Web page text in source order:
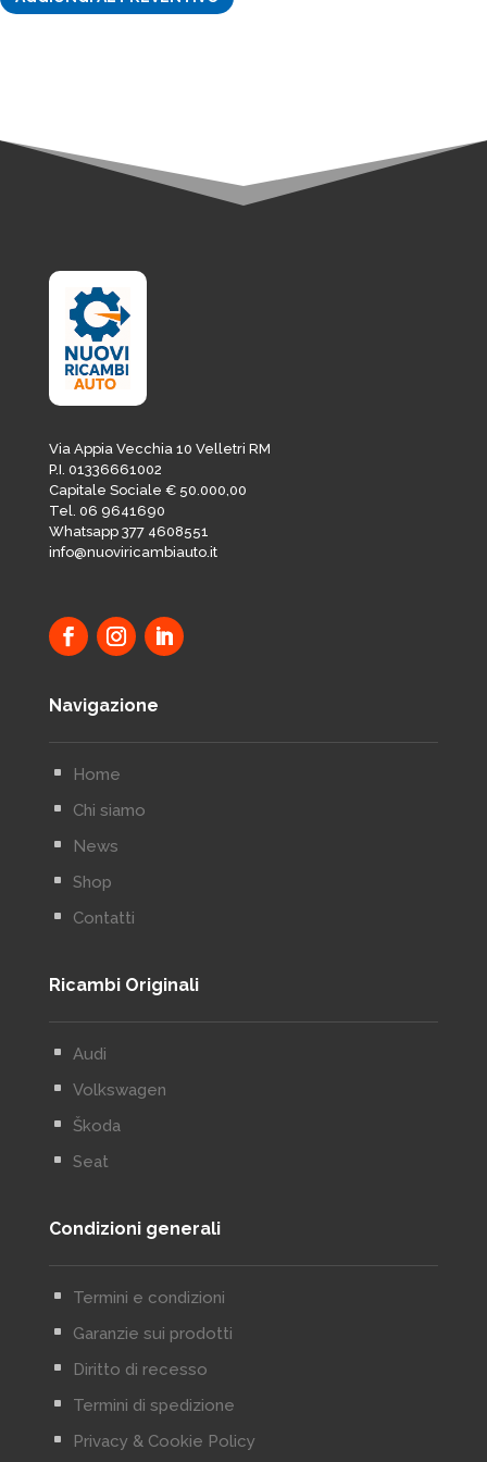
Via Appia Vecchia 10 Velletri RM
P.I. 01336661002
Capitale Sociale € 50.000,00
Tel. 06 9641690
Whatsapp 377 4608551
info@nuoviricambiauto.it
Navigazione
^ Home
^ Chi siamo
^ News
^ Shop
^ Contatti
Ricambi Originali
^ Audi
^ Volkswagen
^ Škoda
^ Seat
Condizioni generali
^ Termini e condizioni
^ Garanzie sui prodotti
^ Diritto di recesso
^ Termini di spedizione
^ Privacy & Cookie Policy